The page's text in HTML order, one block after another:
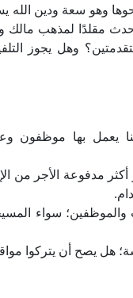
وهو سعة ودين
مقلدًا لمذهب مالك
وهل يجوز
يعمل بها موظفون
مدفوعة الأجر من
والموظفين؛ سواء
هل يصح أن يتركوا